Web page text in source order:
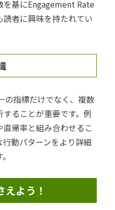
基にEngagement Rate
者に興味を持たれてい
の指標だけでなく、複数
ることが重要です。例
帰率と組み合わせるこ
動パターンをより詳細
よう！